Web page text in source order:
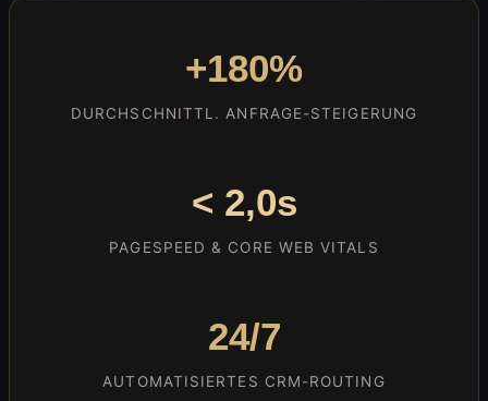
+180%
DURCHSCHNITTL. ANFRAGE-STEIGERUNG
< 2,0s
PAGESPEED & CORE WEB VITALS
24/7
AUTOMATISIERTES CRM-ROUTING